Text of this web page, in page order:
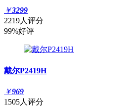
￥3299
2219人评分
99%好评
戴尔P2419H
￥969
1505人评分